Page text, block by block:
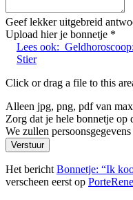
Geef lekker uitgebreid
Upload hier je bonnetje *
Lees ook:
Stier
Click or drag a file to this
Alleen jpg, png, pdf van
Zorg dat je hele bonnetje op
We zullen
Verstuur
Het bericht Bonnetje: “Ik
verscheen eerst op